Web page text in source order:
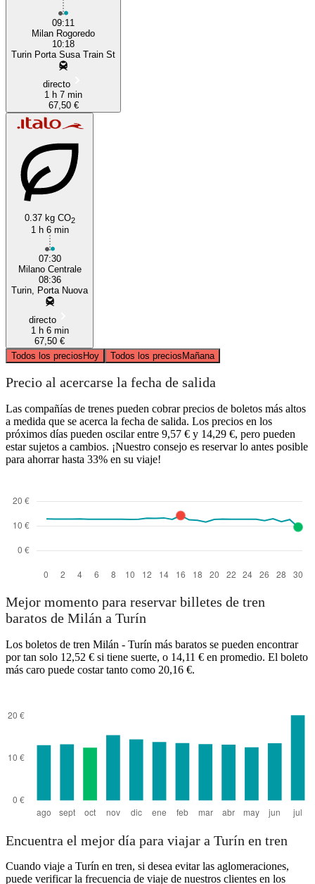
09:11
Milan Rogoredo
10:18
Turin Porta Susa Train St
directo
1 h 7 min
67,50 €
0.37 kg CO2
1 h 6 min
07:30
Milano Centrale
08:36
Turin, Porta Nuova
directo
1 h 6 min
67,50 €
Todos los preciosHoy Todos los preciosMañana
Precio al acercarse la fecha de salida
Las compañías de trenes pueden cobrar precios de boletos más altos
a medida que se acerca la fecha de salida. Los precios en los
próximos días pueden oscilar entre 9,57 € y 14,29 €, pero pueden
estar sujetos a cambios. ¡Nuestro consejo es reservar lo antes posible
para ahorrar hasta 33% en su viaje!
Mejor momento para reservar billetes de tren
baratos de Milán a Turín
Los boletos de tren Milán - Turín más baratos se pueden encontrar
por tan solo 12,52 € si tiene suerte, o 14,11 € en promedio. El boleto
más caro puede costar tanto como 20,16 €.
Encuentra el mejor día para viajar a Turín en tren
Cuando viaje a Turín en tren, si desea evitar las aglomeraciones,
puede verificar la frecuencia de viaje de nuestros clientes en los